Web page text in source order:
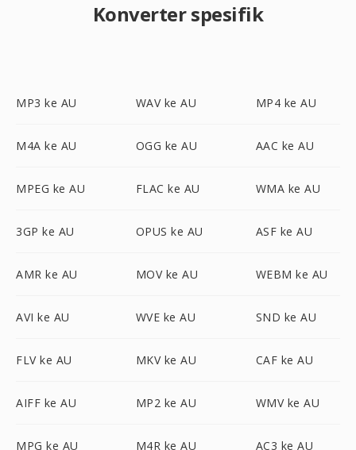
Konverter spesifik
MP3 ke AU WAV ke AU MP4 ke AU
M4A ke AU OGG ke AU AAC ke AU
MPEG ke AU FLAC ke AU WMA ke AU
3GP ke AU OPUS ke AU ASF ke AU
AMR ke AU MOV ke AU WEBM ke AU
AVI ke AU WVE ke AU SND ke AU
FLV ke AU MKV ke AU CAF ke AU
AIFF ke AU MP2 ke AU WMV ke AU
MPG ke AU M4R ke AU AC3 ke AU